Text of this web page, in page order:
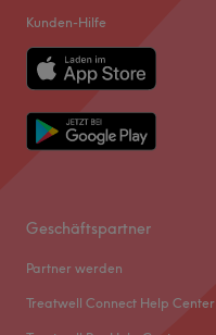
Kunden-Hilfe
Geschäftspartner
Partner werden
Treatwell Connect Help Center